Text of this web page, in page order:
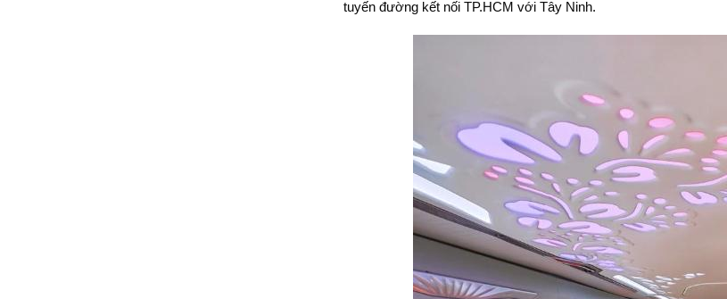
tuyến đường kết nối TP.HCM với Tây Ninh.